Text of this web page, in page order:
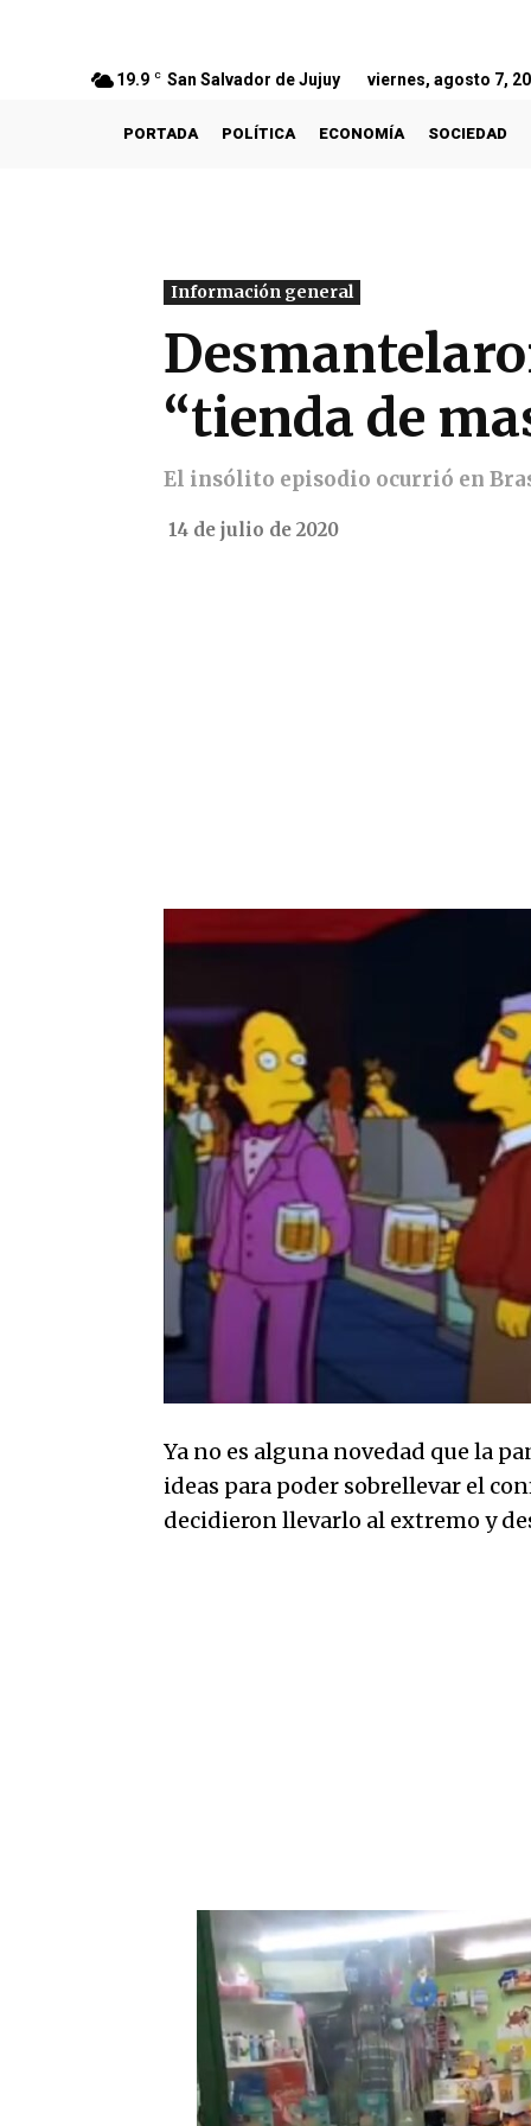
19.9 C San Salvador de Jujuy viernes, agosto 7,
PORTADA POLÍTICA ECONOMÍA SOCIEDAD
Información general
“tienda de
El insólito episodio ocurrió en
14 de julio de 2020
Ya no es alguna novedad que la
ideas para poder sobrellevar el
decidieron llevarlo al extremo y